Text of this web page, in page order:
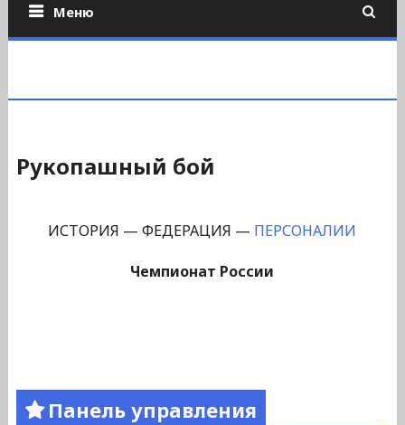
Меню
Рукопашный бой
ИСТОРИЯ — ФЕДЕРАЦИЯ — ПЕРСОНАЛИИ
Чемпионат России
Панель управления